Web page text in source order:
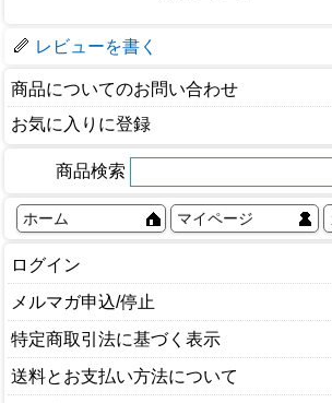
レビューを書く
商品についてのお問い合わせ
お気に入りに登録
商品検索
ホーム マイページ
ログイン
メルマガ申込/停止
特定商取引法に基づく表示
送料とお支払い方法について